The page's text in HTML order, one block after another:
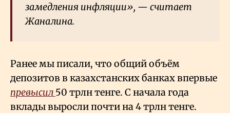
замедления инфляции», — считает
Жаналина.
Ранее мы писали, что общий объём
депозитов в казахстанских банках впервые
превысил 50 трлн тенге. С начала года
вклады выросли почти на 4 трлн тенге.